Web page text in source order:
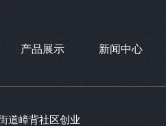
产品展示 新闻中心
道嶂背社区创业